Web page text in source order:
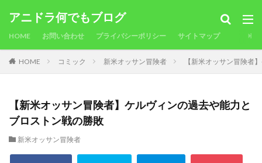
アニドラ何でもブログ
HOME お問い合わせ プライバシーポリシー サイトマップ
HOME コミック 新米オッサン冒険者 【新米オッサン冒険者
【新米オッサン冒険者】ケルヴィンの過去や能力と
ブロストン戦の勝敗
新米オッサン冒険者